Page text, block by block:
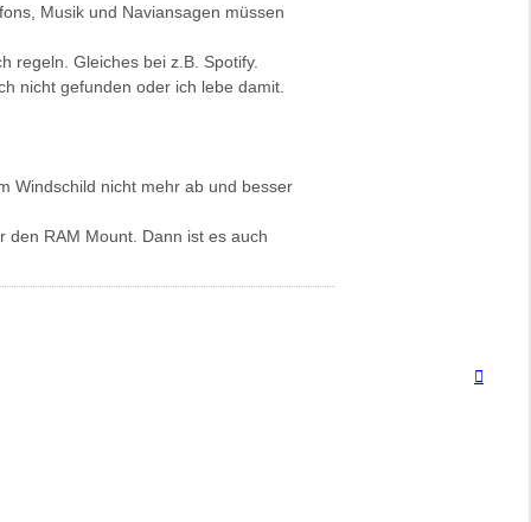
Musik und Naviansagen müssen
regeln. Gleiches bei z.B. Spotify.
nicht gefunden oder ich lebe damit.
Windschild nicht mehr ab und besser
den RAM Mount. Dann ist es auch